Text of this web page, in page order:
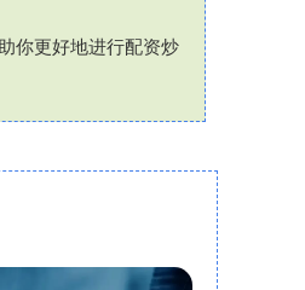
你更好地进行配资炒